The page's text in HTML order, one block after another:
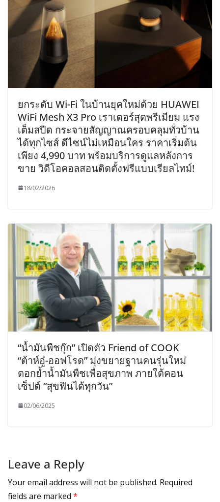
ยกระดับ Wi-Fi ในบ้านยุคใหม่ด้วย HUAWEI
WiFi Mesh X3 Pro เราเตอร์สุดพรีเมียม แรง
เต็มสปีด กระจายสัญญาณครอบคลุมทั่วบ้าน
ได้ทุกไซส์ ดีไซน์ไม่เหมือนใคร ราคาเริ่มต้น
เพียง 4,990 บาท พร้อมบริการดูแลหลังการ
ขาย วิดีโอคอลสอนติดตั้งฟรีแบบเรียลไทม์!
18/02/2026
“น้ำมันพืชกุ๊ก” เปิดตัว Friend of COOK
“ต้าห์อู๋-ออฟโรด” มุ่งขยายฐานคนรุ่นใหม่
ตอกย้ำน้ำมันพืชเพื่อสุขภาพ ภายใต้คอน
เซ็ปต์ “สุขฟินได้ทุกวัน”
02/06/2025
Leave a Reply
Your email address will not be published. Required
fields are marked *